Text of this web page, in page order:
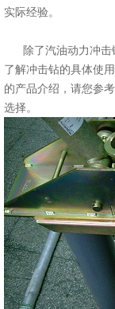
实际经验。
除了汽油动力冲击
了解冲击钻的具体使
的产品介绍，请您参
选择。